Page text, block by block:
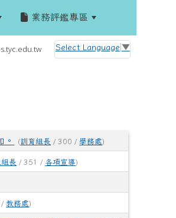
業務評鑑專區
Select Language ▼
(訓育組長 / 300 / 學務處)
長 / 351 / 各項宣導)
/教務處)